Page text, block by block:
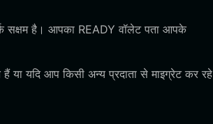
सक्षम है। आपका READY वॉलेट पता आपके
यदि आप किसी अन्य प्रदाता से माइग्रेट कर रहे